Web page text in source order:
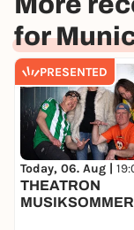
for
PRESENTED
Today, 06. Aug |
THEATRON